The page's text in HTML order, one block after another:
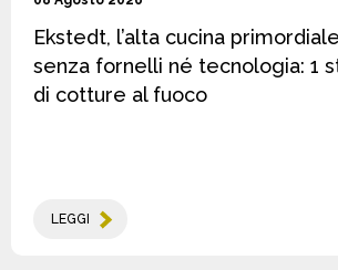
Ekstedt, l’alta cucina primordiale
senza fornelli né tecnologia: 1
di cotture al fuoco
LEGGI